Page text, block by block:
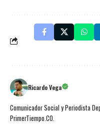
Ricardo Vega
Comunicador Social y Periodista
PrimerTiempo.CO.